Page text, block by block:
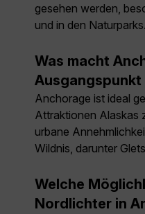
gesehen werden,
und in den Naturparks.
Was macht
Ausgangspunkt
Anchorage ist ideal
Attraktionen Alaskas
urbane
Wildnis, darunter
Welche
Nordlichter in